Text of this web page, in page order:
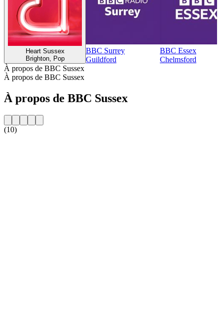
Heart Sussex
Brighton, Pop
BBC Surrey
Guildford
BBC Essex
Chelmsford
À propos de BBC Sussex
À propos de BBC Sussex
À propos de BBC Sussex
(10)